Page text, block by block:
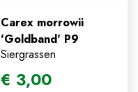
Carex morrowii
'Goldband' P9
Siergrassen
€ 3,00